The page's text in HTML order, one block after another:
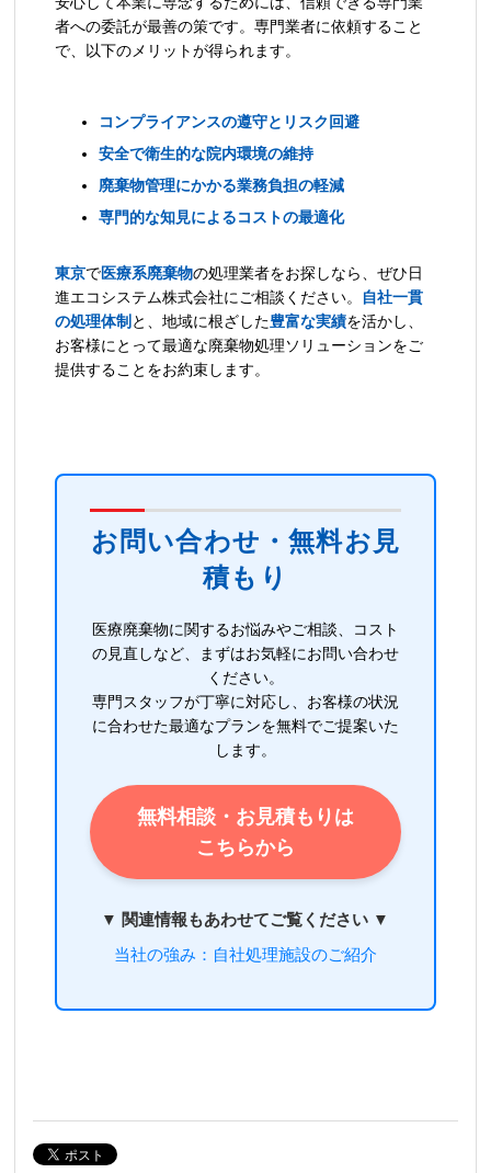
者への委託が最善の策です。専門業者に依頼すること
で、以下のメリットが得られます。
コンプライアンスの遵守とリスク回避
安全で衛生的な院内環境の維持
廃棄物管理にかかる業務負担の軽減
専門的な知見によるコストの最適化
東京で医療系廃棄物の処理業者をお探しなら、ぜひ日
進エコシステム株式会社にご相談ください。 自社一貫
の処理体制 と、地域に根ざした豊富な実績を活かし、
お客様にとって最適な廃棄物処理ソリューションをご
提供することをお約束します。
お問い合わせ・無料お見
積もり
医療廃棄物に関するお悩みやご相談、コスト
の見直しなど、まずはお気軽にお問い合わせ
ください。
専門スタッフが丁寧に対応し、お客様の状況
に合わせた最適なプランを無料でご提案いた
します。
無料相談・お見積もりは
こちらから
▼ 関連情報もあわせてご覧ください ▼
当社の強み：自社処理施設のご紹介